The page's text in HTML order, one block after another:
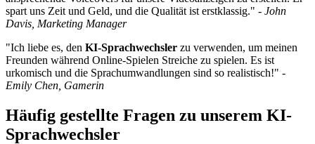
spart uns Zeit und Geld, und die Qualität ist erstklassig." - John
Davis, Marketing Manager
"Ich liebe es, den KI-Sprachwechsler zu verwenden, um meinen
Freunden während Online-Spielen Streiche zu spielen. Es ist
urkomisch und die Sprachumwandlungen sind so realistisch!" -
Emily Chen, Gamerin
Häufig gestellte Fragen zu unserem KI-
Sprachwechsler